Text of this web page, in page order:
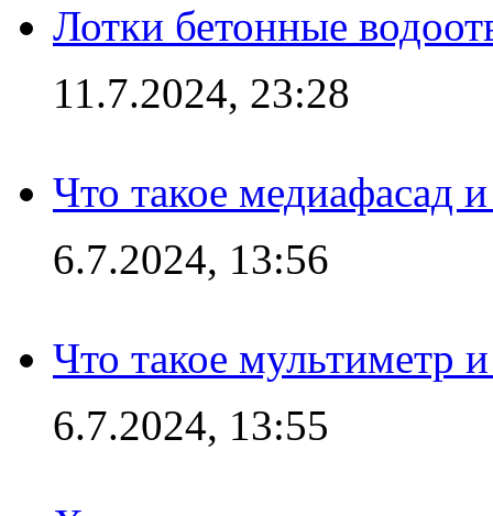
Лотки бетонные
11.7.2024, 23:28
Что такое медиафасад
6.7.2024, 13:56
Что такое мультиметр
6.7.2024, 13:55